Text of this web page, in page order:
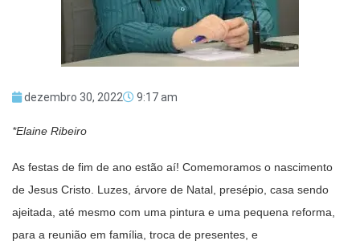
dezembro 30, 2022 9:17 am
*Elaine Ribeiro
As festas de fim de ano estão aí! Comemoramos o nascimento
de Jesus Cristo. Luzes, árvore de Natal, presépio, casa sendo
ajeitada, até mesmo com uma pintura e uma pequena reforma,
para a reunião em família, troca de presentes, e